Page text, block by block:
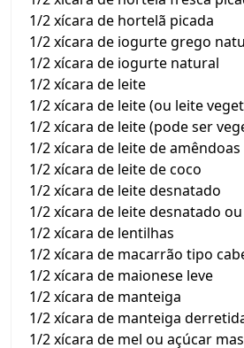
1/2 xícara de hortelã picada
1/2 xícara de iogurte grego
1/2 xícara de iogurte natural
1/2 xícara de leite
1/2 xícara de leite (ou leite
1/2 xícara de leite (pode ser
1/2 xícara de leite de amêndoas
1/2 xícara de leite de coco
1/2 xícara de leite desnatado
1/2 xícara de leite desnatado
1/2 xícara de lentilhas
1/2 xícara de macarrão tipo
1/2 xícara de maionese leve
1/2 xícara de manteiga
1/2 xícara de manteiga
1/2 xícara de mel ou açúcar